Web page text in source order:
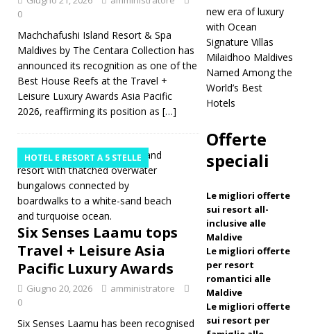
RESORT A
5 STELLE
[ Giugno
20, 2026 ]
Laamu
Leisure
Asia
Pacific
Awards
0
Machchafushi Island Resort & Spa
Maldives by The Centara Collection has
announced its recognition as one of the
Best House Reefs at the Travel +
Leisure Luxury Awards Asia Pacific
2026, reaffirming its position as […]
HOTEL E RESORT A 5 STELLE
Six Senses Laamu tops
Travel + Leisure Asia
Pacific Luxury Awards
Giugno 20, 2026
amministratore
0
Six Senses Laamu has been recognised
new era of luxury
with Ocean
Signature Villas
Milaidhoo Maldives
Named Among the
World’s Best
Hotels
Offerte
speciali
Le migliori offerte
sui resort all-
inclusive alle
Maldive
Le migliori offerte
per resort
romantici alle
Maldive
Le migliori offerte
sui resort per